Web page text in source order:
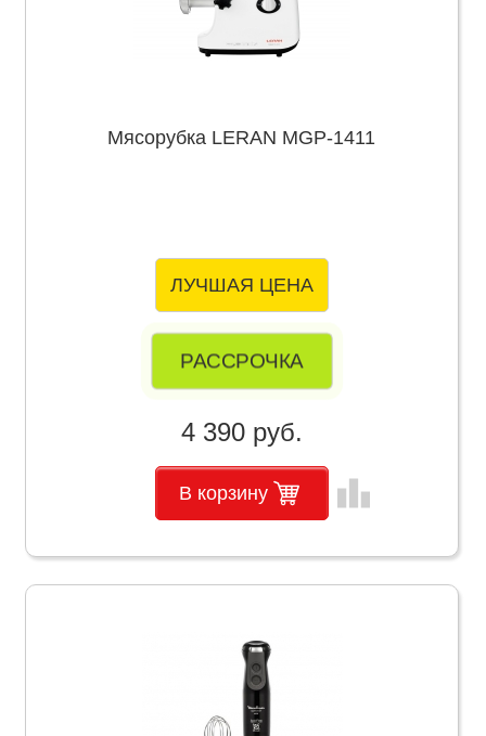
Мясорубка LERAN MGP-1411
ЛУЧШАЯ ЦЕНА
РАССРОЧКА
4 390 руб.
В корзину leaderboard